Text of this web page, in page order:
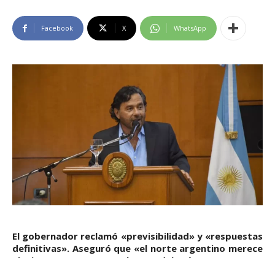
Facebook X WhatsApp
El gobernador reclamó «previsibilidad» y «respuestas
definitivas». Aseguró que «el norte argentino merece